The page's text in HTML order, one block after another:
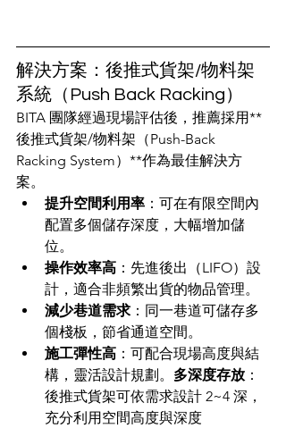
解決方案：後推式貨架/物料架
系統（Push Back Racking）
BITA 團隊經過現場評估後，推薦採用**
後推式貨架/物料架（Push-Back
Racking System）**作為最佳解決方
案。
提升空間利用率 ：可在有限空間內
配置多個儲存深度，大幅增加儲
位。
操作效率高 ：先進後出（LIFO）設
計，適合非頻繁出貨的物品管理。
減少巷道需求：同一巷道可儲存多
個棧板，節省通道空間。
施工彈性高 ：可配合現場高度與結
構，靈活設計規劃。 多深度存放 ：
後推式貨架可依需求設計 2~4 深，
充分利用空間高度與深度